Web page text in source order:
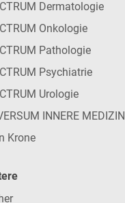
Dermatologie
Onkologie
Pathologie
Psychiatrie
Urologie
INNERE MEDIZIN
Krone